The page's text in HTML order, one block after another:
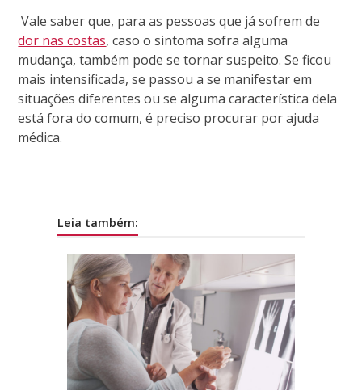
Vale saber que, para as pessoas que já sofrem de
dor nas costas, caso o sintoma sofra alguma
mudança, também pode se tornar suspeito. Se ficou
mais intensificada, se passou a se manifestar em
situações diferentes ou se alguma característica dela
está fora do comum, é preciso procurar por ajuda
médica.
Leia também: